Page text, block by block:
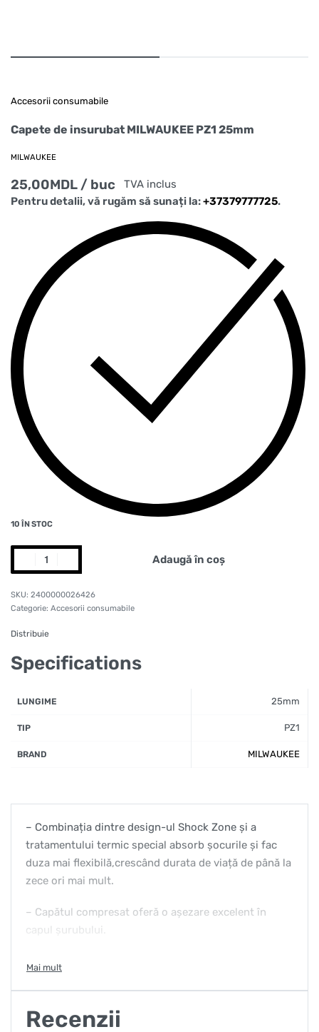
Accesorii consumabile
Capete de insurubat MILWAUKEE PZ1 25mm
MILWAUKEE
25,00MDL / buc
TVA inclus
Pentru detalii, vă rugăm să sunați la:+37379777725.
10 ÎN STOC
Adaugă în coș
2400000026426
Categorie: Accesorii consumabile
Distribuie
Specifications
LUNGIME 25mm
TIP PZ1
BRAND MILWAUKEE
– Combinația dintre design-ul Shock Zone și a
tratamentului termic special absorb șocurile și fac
duza mai flexibilă,crescând durata de viață de până la
zece ori mai mult.
– Capătul compresat oferă o așezare excelent în
capul șurubului.
– Oțelul pentru construcții este formula specială care
Recenzii